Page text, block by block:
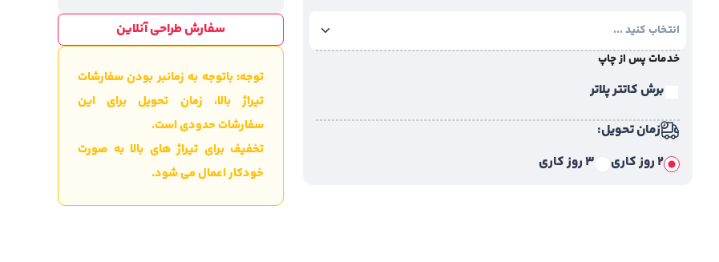
خدمات پس از چاپ
برش کاتتر پلاتر
زمان تحویل:
2 روز کاری
3 روز کاری
سفارش طراحی آنلاین
توجه: باتوجه به زمانبر بودن سفارشات
تیراژ بالا، زمان تحویل برای این
سفارشات حدودی است.
تخفیف برای تیراژ های بالا به صورت
خودکار اعمال می شود.